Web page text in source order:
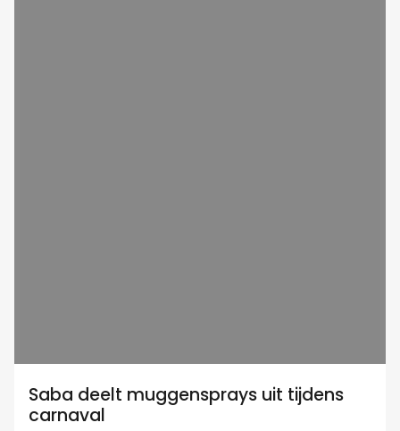
Saba deelt muggensprays uit tijdens
carnaval